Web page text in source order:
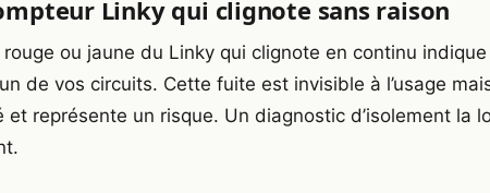
Linky qui clignote sans raison
ou jaune du Linky qui clignote en continu
de vos circuits. Cette fuite est invisible à l’usage
et représente un risque. Un diagnostic d’isolement la